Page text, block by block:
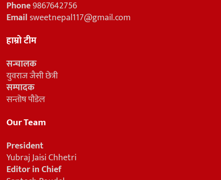
Phone9867642756
Emailsweetnepal117@gmail.com
हाम्रो टीम
सन्चालक
युवराज जैसी छेत्री
सम्पादक
सन्तोष पौडेल
Our Team
President
Yubraj Jaisi Chhetri
Editor in Chief